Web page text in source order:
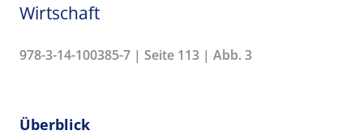
Wirtschaft
978-3-14-100385-7 | Seite 113 | Abb. 3
Überblick